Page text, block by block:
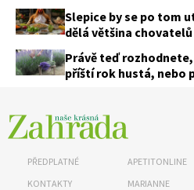
Slepice by se po tom
dělá většina chovatelů
Právě teď
příští rok hustá, nebo
PŘEDPLATNÉ
KONTAKTY
APETITONLINE
MARIANNE